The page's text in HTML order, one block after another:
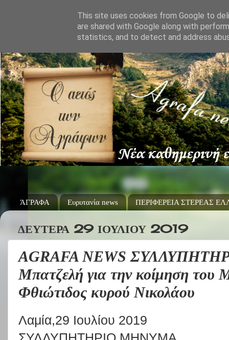
ΆΓΡΑΦΑ Ευρυτανία news ΠΕΡΙΦΕΡΕΙΑ ΣΤΕΡΕΑΣ
ΔΕΥΤΈΡΑ 29 ΙΟΥΛΊΟΥ 2019
AGRAFA NEWS
Μπατζελή για την κοίμηση του
Φθιώτιδος κυρού Νικολάου
Λαμία,29 Ιουλίου 2019
This site uses cookies from Google to
are shared with Google along with
statistics, and to detect and address